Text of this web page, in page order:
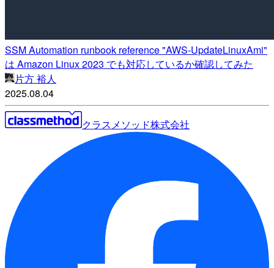
SSM Automation runbook reference "AWS-UpdateLinuxAmi"
は Amazon Linux 2023 でも対応しているか確認してみた
片方 裕人
2025.08.04
クラスメソッド株式会社